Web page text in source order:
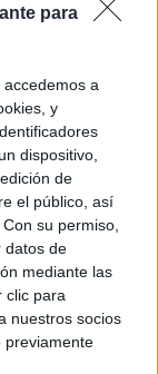
para
a
y
dispositivo,
de
el público, así
su permiso,
datos de
mediante las
clic para
nuestros socios
previamente
principales, un